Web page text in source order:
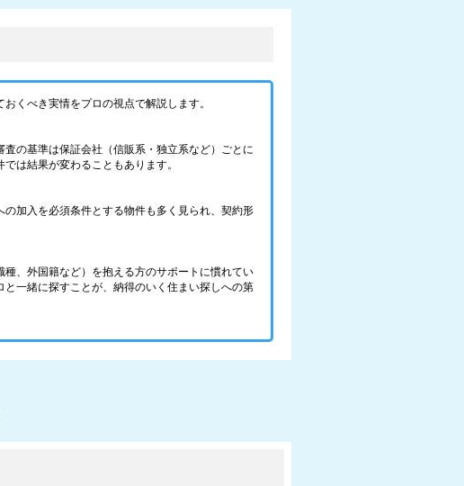
くべき実情をプロの視点で解説します。
の基準は保証会社（信販系・独立系など）ごとに
は結果が変わることもあります。
加入を必須条件とする物件も多く見られ、契約形
、外国籍など）を抱える方のサポートに慣れてい
一緒に探すことが、納得のいく住まい探しへの第